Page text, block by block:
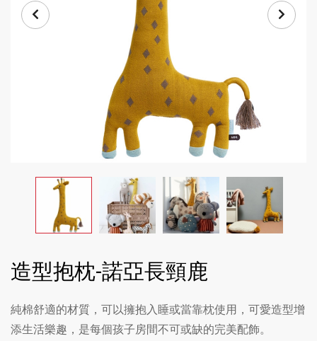
造型抱枕-諾亞長頸鹿
純棉舒適的材質，可以擁抱入睡或當靠枕使用，可愛造型增
添生活樂趣，是每個孩子房間不可或缺的完美配飾。